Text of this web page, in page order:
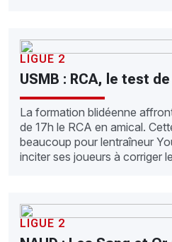
LIGUE 2
USMB : RCA, le test
La formation blidéenne
de 17h le RCA en amical.
beaucoup pour lentraîneur
inciter ses joueurs à corriger
LIGUE 2